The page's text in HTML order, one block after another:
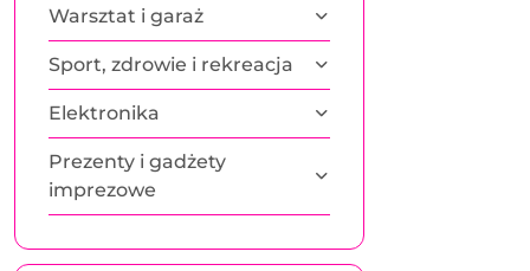
Warsztat i garaż
Sport, zdrowie i rekreacja
Elektronika
Prezenty i gadżety
imprezowe